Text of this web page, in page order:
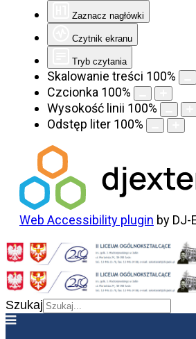
Zaznacz nagłówki
Czytnik ekranu
Tryb czytania
Skalowanie treści 100%
Czcionka 100%
Wysokość linii 100%
Odstęp liter 100%
Web Accessibility plugin by DJ-
Szukaj